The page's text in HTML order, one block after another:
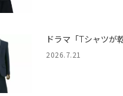
ドラマ「Tシャツが
2026.7.21